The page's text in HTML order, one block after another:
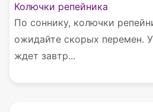
Колючки репейника
По соннику, колючки
ожидайте скорых перемен.
ждет завтр...